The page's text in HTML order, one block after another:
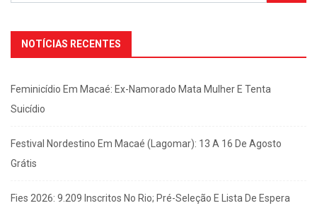
NOTÍCIAS RECENTES
Feminicídio Em Macaé: Ex-Namorado Mata Mulher E Tenta
Suicídio
Festival Nordestino Em Macaé (Lagomar): 13 A 16 De Agosto
Grátis
Fies 2026: 9.209 Inscritos No Rio; Pré-Seleção E Lista De Espera